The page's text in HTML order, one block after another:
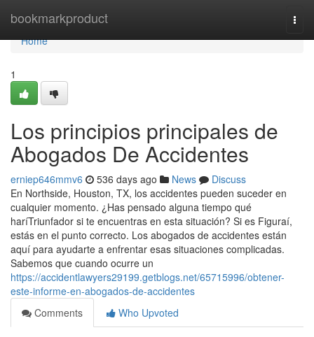
bookmarkproduct
Home
Home
1
Los principios principales de
Abogados De Accidentes
erniep646mmv6 536 days ago News
Discuss
En Northside, Houston, TX, los accidentes pueden suceder en
cualquier momento. ¿Has pensado alguna tiempo qué
haríTriunfador si te encuentras en esta situación? Si es Figuraí,
estás en el punto correcto. Los abogados de accidentes están
aquí para ayudarte a enfrentar esas situaciones complicadas.
Sabemos que cuando ocurre un
https://accidentlawyers29199.getblogs.net/65715996/obtener-
este-informe-en-abogados-de-accidentes
Comments
Who Upvoted